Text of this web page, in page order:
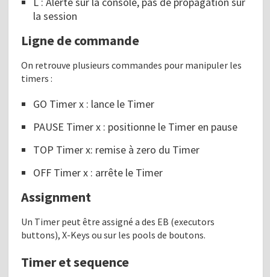
la session
Ligne de commande
On retrouve plusieurs commandes pour manipuler les
timers :
GO Timer x : lance le Timer
PAUSE Timer x : positionne le Timer en pause
TOP Timer x: remise à zero du Timer
OFF Timer x : arrête le Timer
Assignment
Un Timer peut être assigné a des EB (executors
buttons), X-Keys ou sur les pools de boutons.
Timer et sequence